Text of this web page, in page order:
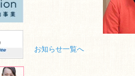
お知らせ一覧へ